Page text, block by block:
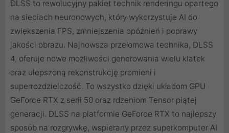
DLSS to rewolucyjny pakiet technik renderingu opartego
na sieciach neuronowych, który wykorzystuje AI do
zwiększenia FPS, zmniejszenia opóźnień i poprawy
jakości obrazu. ‌Najnowsza przełomowa technika, DLSS
4, oferuje nowe możliwości generowania wielu klatek
oraz ulepszoną rekonstrukcję promieni i
superrozdzielczość. To wszystko dzięki układom GPU
GeForce RTX z serii 50 oraz rdzeniom Tensor piątej
generacji. DLSS na platformie GeForce RTX to najlepszy
sposób na rozgrywkę, wspierany przez superkomputer AI